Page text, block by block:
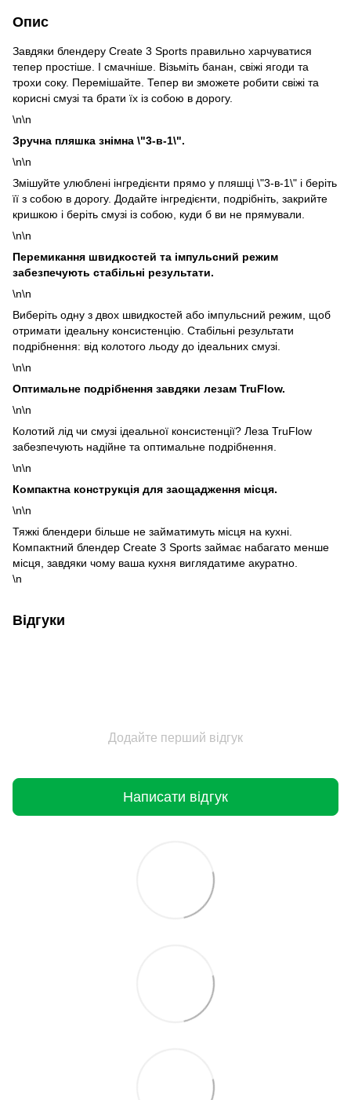
Опис
Завдяки блендеру Create 3 Sports правильно харчуватися
тепер простіше. І смачніше. Візьміть банан, свіжі ягоди та
трохи соку. Перемішайте. Тепер ви зможете робити свіжі та
корисні смузі та брати їх із собою в дорогу.
\n\n
Зручна пляшка знімна \"3-в-1\".
\n\n
Змішуйте улюблені інгредієнти прямо у пляшці \"3-в-1\" і беріть
її з собою в дорогу. Додайте інгредієнти, подрібніть, закрийте
кришкою і беріть смузі із собою, куди б ви не прямували.
\n\n
Перемикання швидкостей та імпульсний режим
забезпечують стабільні результати.
\n\n
Виберіть одну з двох швидкостей або імпульсний режим, щоб
отримати ідеальну консистенцію. Стабільні результати
подрібнення: від колотого льоду до ідеальних смузі.
\n\n
Оптимальне подрібнення завдяки лезам TruFlow.
\n\n
Колотий лід чи смузі ідеальної консистенції? Леза TruFlow
забезпечують надійне та оптимальне подрібнення.
\n\n
Компактна конструкція для заощадження місця.
\n\n
Тяжкі блендери більше не займатимуть місця на кухні.
Компактний блендер Create 3 Sports займає набагато менше
місця, завдяки чому ваша кухня виглядатиме акуратно.
\n
Відгуки
Додайте перший відгук
Написати відгук